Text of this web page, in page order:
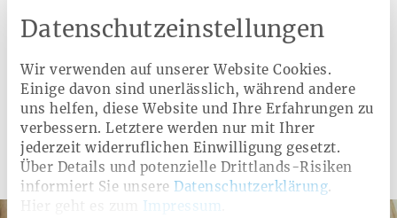
Datenschutzeinstellungen
Wir verwenden auf unserer Website Cookies.
Einige davon sind unerlässlich, während andere
uns helfen, diese Website und Ihre Erfahrungen zu
verbessern. Letztere werden nur mit Ihrer
jederzeit widerruflichen Einwilligung gesetzt.
Über Details und potenzielle Drittlands-Risiken
informiert Sie unsere Datenschutzerklärung.
Impressum
Operation des Grauen Stars Hilfsmittel
Glaukom-Vorsorge Arznei- und Verbandmittel
Weitere Angebote